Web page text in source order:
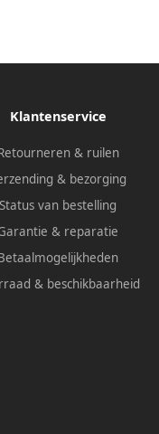
Klantenservice
& ruilen
& bezorging
Status van bestelling
& reparatie
& beschikbaarheid